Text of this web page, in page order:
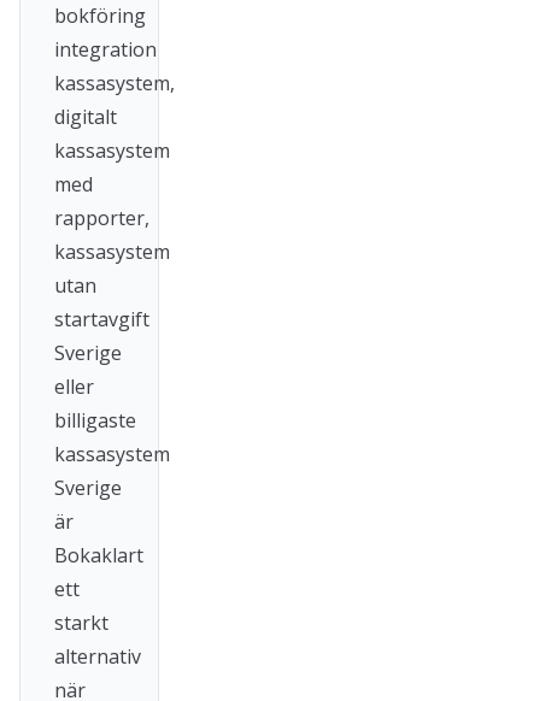
bokföring
integration
kassasystem,
digitalt
kassasystem
med
rapporter,
kassasystem
utan
startavgift
Sverige
eller
billigaste
kassasystem
Sverige
är
Bokaklart
ett
starkt
alternativ
när